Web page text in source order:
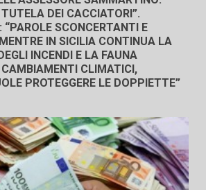
DEI CACCIATORI”.
“PAROLE SCONCERTANTI E
IN SICILIA CONTINUA LA
INCENDI E LA FAUNA
CLIMATICI,
PROTEGGERE LE DOPPIETTE”